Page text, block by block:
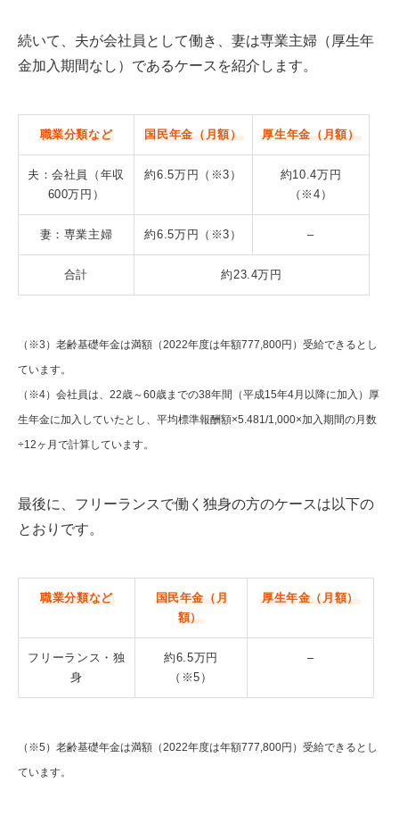
続いて、夫が会社員として働き、妻は専業主婦（厚生年
金加入期間なし）であるケースを紹介します。
職業分類など 国民年金（月額） 厚生年金（月額）
夫：会社員（年収
600万円）
約6.5万円（※3）
約10.4万円
（※4）
妻：専業主婦 約6.5万円（※3） –
合計 約23.4万円
（※3）老齢基礎年金は満額（2022年度は年額777,800円）受給できるとし
ています。
（※4）会社員は、22歳～60歳までの38年間（平成15年4月以降に加入）厚
生年金に加入していたとし、平均標準報酬額×5.481/1,000×加入期間の月数
÷12ヶ月で計算しています。
最後に、フリーランスで働く独身の方のケースは以下の
とおりです。
職業分類など
国民年金（月
額）
厚生年金（月額）
フリーランス・独
身
約6.5万円
（※5）
–
（※5）老齢基礎年金は満額（2022年度は年額777,800円）受給できるとし
ています。